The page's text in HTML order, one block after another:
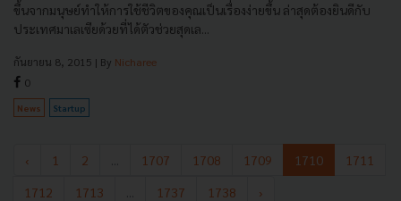
ขึ้นจากมนุษย์ทำให้การใช้ชีวิตของคุณเป็นเรื่องง่ายขึ้น ล่าสุดต้องยินดีกับ
ประเทศมาเลเซียด้วยที่ได้ตัวช่วยสุดเล...
กันยายน 8, 2015 | By Nicharee
0
News Startup
‹ 1 2 1707 1708 1709 1710
1711
1712
1713 1737 1738 ›